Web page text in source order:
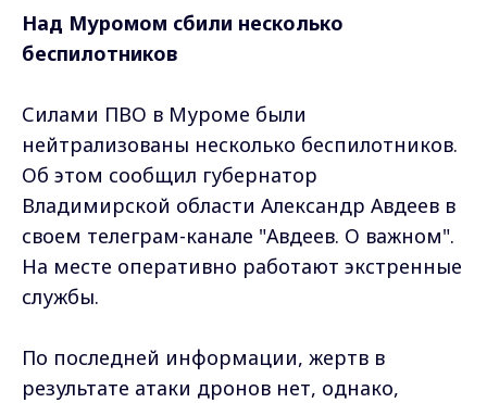
Над Муромом сбили несколько
беспилотников
Силами ПВО в Муроме были
нейтрализованы несколько беспилотников.
Об этом сообщил губернатор
Владимирской области Александр Авдеев в
своем телеграм-канале "Авдеев. О важном".
На месте оперативно работают экстренные
службы.
По последней информации, жертв в
результате атаки дронов нет, однако,